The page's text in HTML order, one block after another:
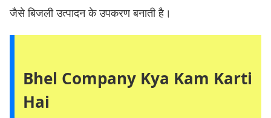
जैसे बिजली उत्पादन के उपकरण बनाती है।
Bhel Company Kya Kam Karti
Hai